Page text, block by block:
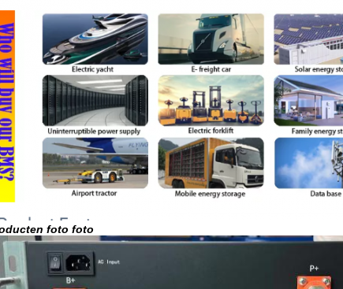
foto foto